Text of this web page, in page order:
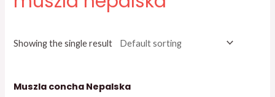
Showing the single result
Muszla concha Nepalska